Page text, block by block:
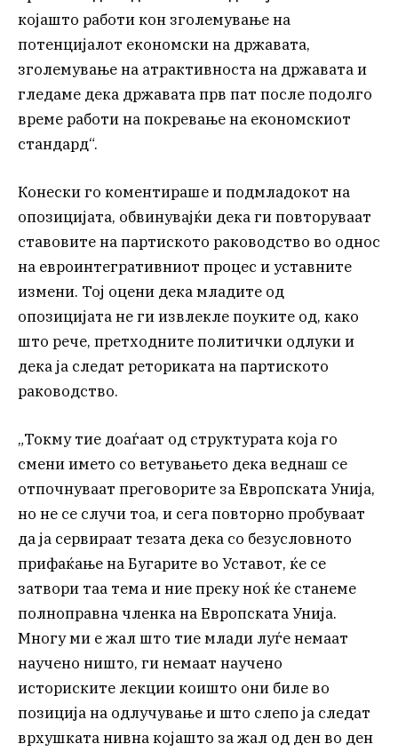
којашто работи кон зголемување на
потенцијалот економски на државата,
зголемување на атрактивноста на државата и
гледаме дека државата прв пат после подолго
време работи на покревање на економскиот
стандард“.
Конески го коментираше и подмладокот на
опозицијата, обвинувајќи дека ги повторуваат
ставовите на партиското раководство во однос
на евроинтегративниот процес и уставните
измени. Тој оцени дека младите од
опозицијата не ги извлекле поуките од, како
што рече, претходните политички одлуки и
дека ја следат реториката на партиското
раководство.
„Токму тие доаѓаат од структурата која го
смени името со ветувањето дека веднаш се
отпочнуваат преговорите за Европската Унија,
но не се случи тоа, и сега повторно пробуваат
да ја сервираат тезата дека со безусловното
прифаќање на Бугарите во Уставот, ќе се
затвори таа тема и ние преку ноќ ќе станеме
полноправна членка на Европската Унија.
Многу ми е жал што тие млади луѓе немаат
научено ништо, ги немаат научено
историските лекции коишто они биле во
позиција на одлучување и што слепо ја следат
врхушката нивна којашто за жал од ден во ден